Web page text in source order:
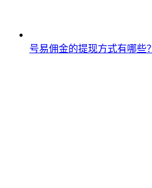
号易佣金的提现方式有哪些？